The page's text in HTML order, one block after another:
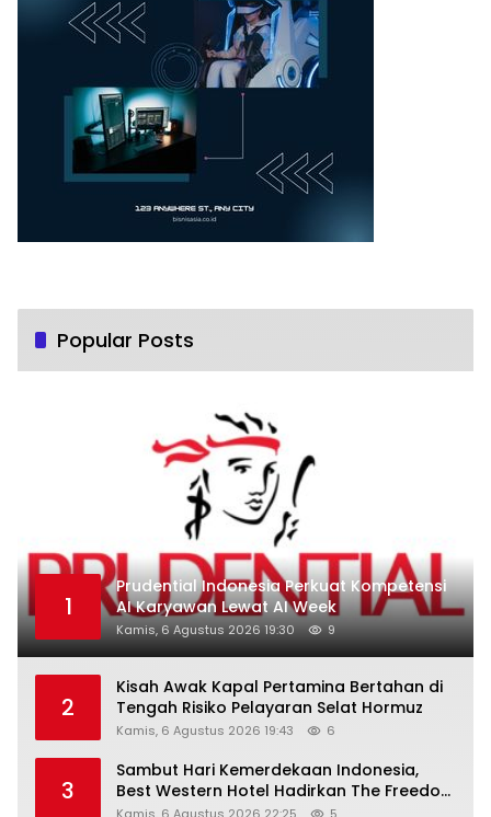
Popular Posts
1
Prudential Indonesia Perkuat Kompetensi
AI Karyawan Lewat AI Week
Kamis, 6 Agustus 2026 19:30 9
2
Kisah Awak Kapal Pertamina Bertahan di
Tengah Risiko Pelayaran Selat Hormuz
Kamis, 6 Agustus 2026 19:43 6
3
Sambut Hari Kemerdekaan Indonesia,
Best Western Hotel Hadirkan The Freedom
Stay Diskon Hingga 45%